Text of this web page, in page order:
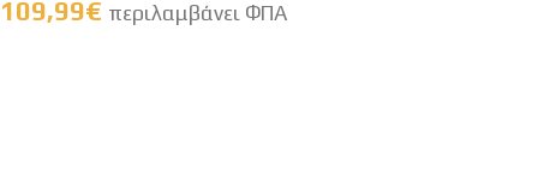
109,99€ περιλαμβάνει ΦΠΑ